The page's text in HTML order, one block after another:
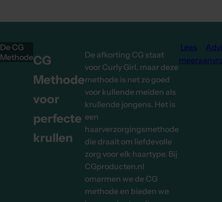
De CG
MethodeCG
Methode
voor
perfecte
krullen
De afkorting CG staat
voor Curly Girl, maar deze
methode is net zo goed
voor kullende meiden als
krullende jongens. Het is
een
haarverzorgingsmethode
die draait om liefdevolle
zorg voor elk haartype. Bij
CGproducten.nl
omarmen we de CG
methode en bieden we
Lees
meer